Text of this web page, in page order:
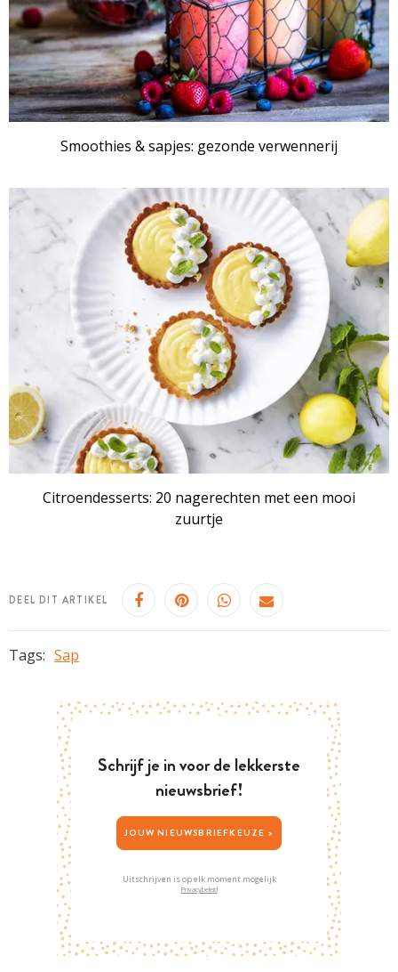
Smoothies & sapjes: gezonde verwennerij
Citroendesserts: 20 nagerechten met een mooi
zuurtje
DEEL DIT ARTIKEL
Tags: Sap
Schrijf je in voor de lekkerste
nieuwsbrief!
JOUW NIEUWSBRIEFKEUZE >
Uitschrijven is op elk moment mogelijk
Privacybeleid